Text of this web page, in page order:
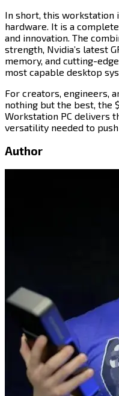
In short, this workstation
hardware. It is a
and innovation. The
strength, Nvidia’s latest
memory, and cutting-
most capable desktop systems available in 2025.​​​​‌
For creators, engineers,
nothing but the best, the
Workstation PC delivers
versatility needed to push boundaries in every field.​​​​‌
Author